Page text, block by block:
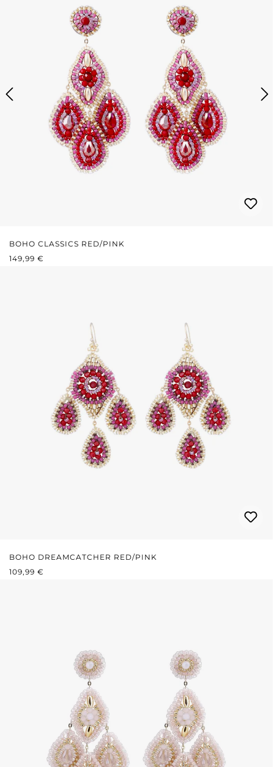
BOHO CLASSICS RED/PINK
REGULÄRER PREIS:
149,99 €
BOHO DREAMCATCHER RED/PINK
REGULÄRER PREIS:
109,99 €